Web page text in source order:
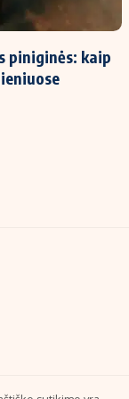
skaičiuoklė
piniginės: kaip